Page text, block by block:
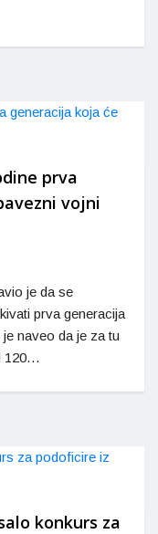
prva
vojni
je da se
prva generacija
naveo da je za tu
120…
konkurs za